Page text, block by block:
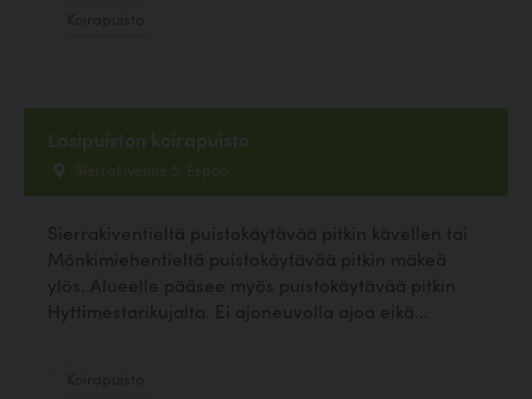
Lasipuiston koirapuisto
Sierrakiventie 5, Espoo
Sierrakiventieltä puistokäytävää pitkin kävellen tai
Mönkimiehentieltä puistokäytävää pitkin mäkeä
ylös. Alueelle pääsee myös puistokäytävää pitkin
Hyttimestarikujalta. Ei ajoneuvolla ajoa eikä...